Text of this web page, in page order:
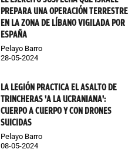
PREPARA UNA OPERACIÓN TERRESTRE
EN LA ZONA DE LÍBANO VIGILADA POR
ESPAÑA
Pelayo Barro
28-05-2024
LA LEGIÓN PRACTICA EL ASALTO DE
TRINCHERAS 'A LA UCRANIANA':
CUERPO A CUERPO Y CON DRONES
SUICIDAS
Pelayo Barro
08-05-2024